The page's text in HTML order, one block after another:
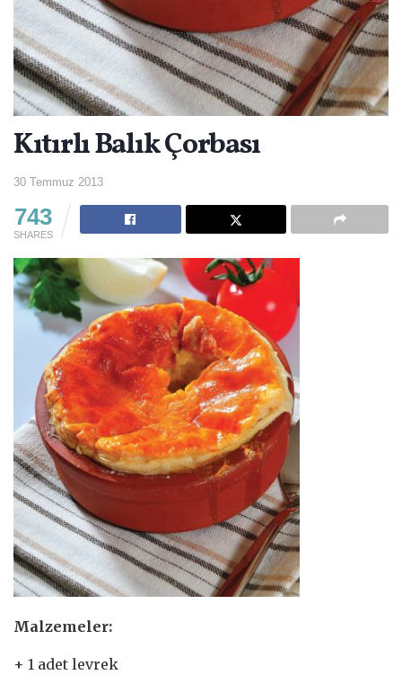
Kıtırlı Balık Çorbası
30 Temmuz 2013
743
SHARES
Malzemeler:
+ 1 adet levrek